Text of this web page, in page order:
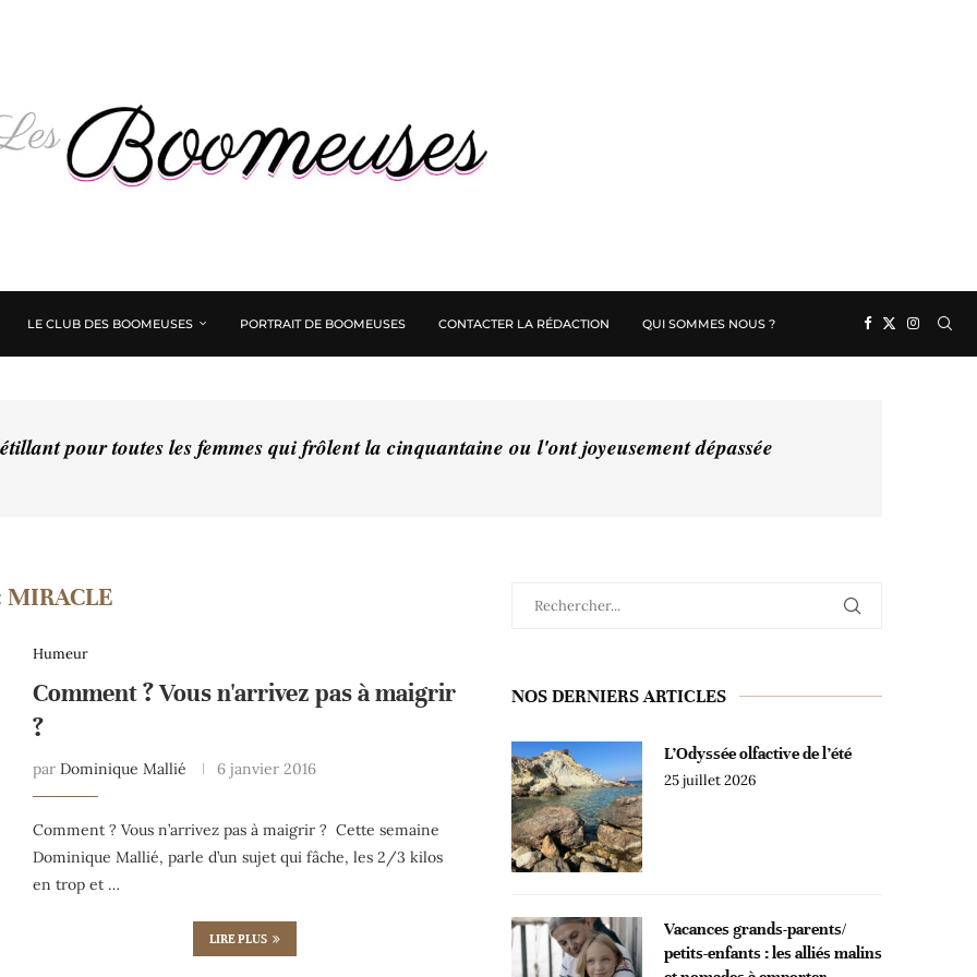
LE CLUB DES BOOMEUSES PORTRAIT DE BOOMEUSES CONTACTER LA RÉDACTION QUI SOMMES NOUS ?
pour toutes les femmes qui frôlent la cinquantaine ou l'ont joyeusement dépassée
MIRACLE
Humeur
Comment ? Vous n'arrivez pas à maigrir
?
par Dominique Mallié 6 janvier 2016
Comment ? Vous n’arrivez pas à maigrir ? Cette semaine
Dominique Mallié, parle d’un sujet qui fâche, les 2/3 kilos
en trop et …
LIRE PLUS
NOS DERNIERS ARTICLES
L’Odyssée olfactive de l’été
25 juillet 2026
Vacances grands-parents/
petits-enfants : les alliés malins